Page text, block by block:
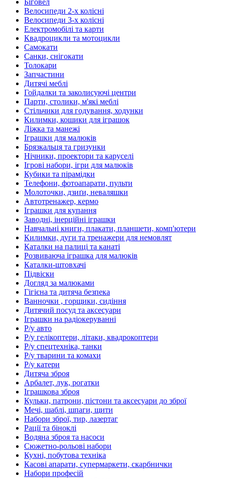
Біговел
Велосипеди 2-х колісні
Велосипеди 3-х колісні
Електромобілі та карти
Квадроцикли та мотоцикли
Самокати
Санки, снігокати
Толокари
Запчастини
Дитячі меблі
Гойдалки та заколисуючі центри
Парти, столики, м'які меблі
Стільчики для годування, ходунки
Килимки, кошики для іграшок
Ліжка та манежі
Іграшки для малюків
Брязкальця та гризунки
Нічники, проектори та каруселі
Ігрові набори, ігри для малюків
Кубики та пірамідки
Телефони, фотоапарати, пульти
Молоточки, дзиґи, неваляшки
Автотренажер, кермо
Іграшки для купання
Заводні, інерційні іграшки
Навчальні книги, плакати, планшети, комп'ютери
Килимки, дуги та тренажери для немовлят
Каталки на палиці та канаті
Розвиваюча іграшка для малюків
Каталки-штовхачі
Підвіски
Догляд за малюками
Гігієна та дитяча безпека
Ванночки , горщики, сидіння
Дитячий посуд та аксесуари
Іграшки на радіокеруванні
Р/у авто
Р/у гелікоптери, літаки, квадрокоптери
Р/у спецтехніка, танки
Р/у тварини та комахи
Р/у катери
Дитяча зброя
Арбалет, лук, рогатки
Іграшкова зброя
Кульки, патрони, пістони та аксесуари до зброї
Мечі, шаблі, шпаги, щити
Набори зброї, тир, лазертаг
Рації та біноклі
Водяна зброя та насоси
Сюжетно-рольові набори
Кухні, побутова техніка
Касові апарати, супермаркети, скарбнички
Набори професій